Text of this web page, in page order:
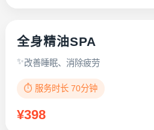
全身精油SPA
改善睡眠、消除疲劳
⏱️ 服务时长 70分钟
¥398